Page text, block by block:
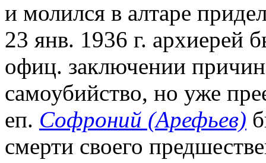
и молился в алтаре
23 янв. 1936 г. архиерей
офиц. заключении
самоубийство, но уже
еп. Софроний (Арефьев)
смерти своего